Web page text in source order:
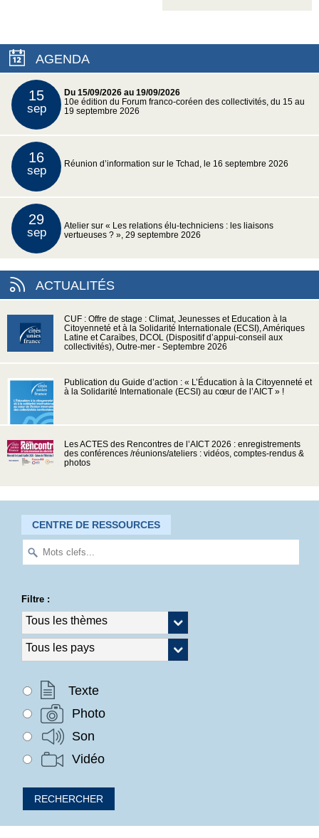
AGENDA
15
sep
Du 15/09/2026 au 19/09/2026
10e édition du Forum franco-coréen des collectivités, du 15 au
19 septembre 2026
16
sep Réunion d’information sur le Tchad, le 16 septembre 2026
29
sep
Atelier sur « Les relations élu-techniciens : les liaisons
vertueuses ? », 29 septembre 2026
ACTUALITÉS
CUF : Offre de stage : Climat, Jeunesses et Education à la
Citoyenneté et à la Solidarité Internationale (ECSI), Amériques
Latine et Caraïbes, DCOL (Dispositif d’appui-conseil aux
collectivités), Outre-mer - Septembre 2026
Publication du Guide d’action : « L’Éducation à la Citoyenneté et
à la Solidarité Internationale (ECSI) au cœur de l’AICT » !
Les ACTES des Rencontres de l’AICT 2026 : enregistrements
des conférences /réunions/ateliers : vidéos, comptes-rendus &
photos
CENTRE DE RESSOURCES
Filtre :
Texte
Photo
Son
Vidéo